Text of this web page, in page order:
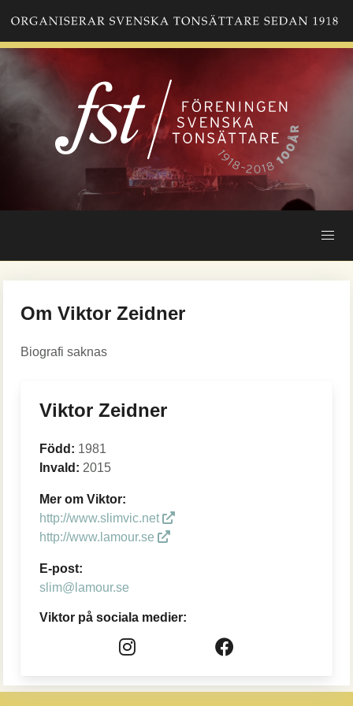
till
huvudinnehåll
Om Viktor Zeidner
Biografi saknas
Viktor Zeidner
Född: 1981
Invald: 2015
Mer om Viktor:
http://www.slimvic.net
http://www.lamour.se
E-post:
slim@lamour.se
Viktor på sociala medier: